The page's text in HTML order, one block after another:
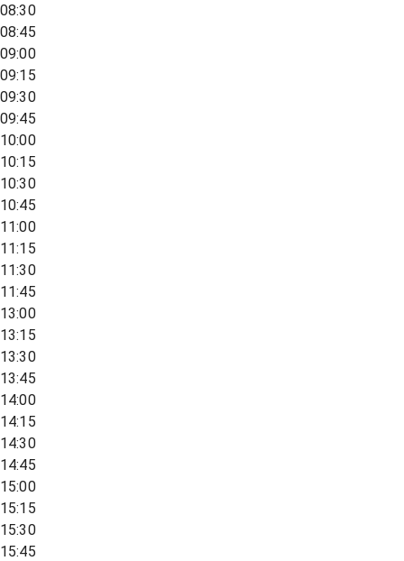
08:30
08:45
09:00
09:15
09:30
09:45
10:00
10:15
10:30
10:45
11:00
11:15
11:30
11:45
13:00
13:15
13:30
13:45
14:00
14:15
14:30
14:45
15:00
15:15
15:30
15:45